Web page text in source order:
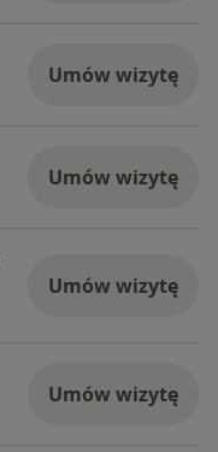
Umów wizytę
Umów wizytę
Umów wizytę
Umów wizytę